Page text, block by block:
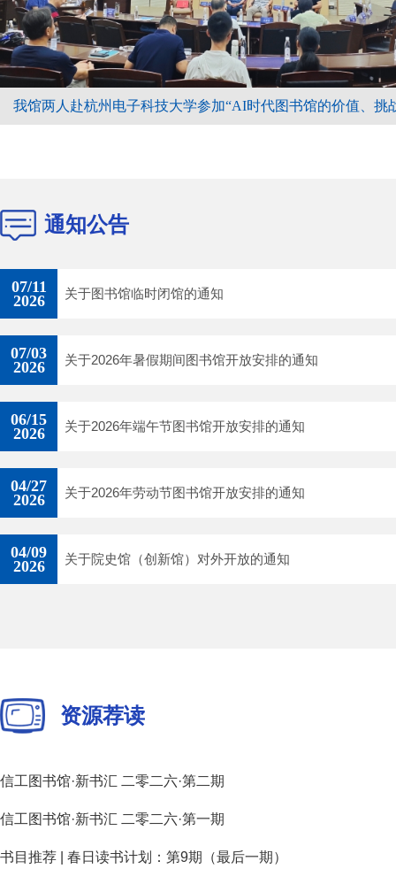
我馆两人赴杭州电子科技大学参加“AI时代图书馆的价值、挑
通知公告
07/11
2026
关于图书馆临时闭馆的通知
07/03
2026
关于2026年暑假期间图书馆开放安排的通知
06/15
2026
关于2026年端午节图书馆开放安排的通知
04/27
2026
关于2026年劳动节图书馆开放安排的通知
04/09
2026
关于院史馆（创新馆）对外开放的通知
资源荐读
信工图书馆·新书汇 二零二六·第二期
信工图书馆·新书汇 二零二六·第一期
书目推荐 | 春日读书计划：第9期（最后一期）